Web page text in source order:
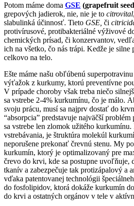
Potom máme doma GSE (grapefruit
grepových jadierok, nie, nie je to citrovital
slabulinká účinnosť. Tieto GSE, či
protivírusové, protibakteriálné výživové
chemických prísad, či konzervantov,
ich na všetko, čo nás trápi. Kedže je
celkovo na telo.
Ešte máme našu obľúbenú
výťažok z kurkumy, ktorú preventívne
V prípade choroby však treba niečo
sa vstrebe 2-4% kurkumínu, čo je málo.
svoju prácu, musí sa najprv dostať do
“absorpcia” predstavuje najväčší
sa vstrebe len zlomok užitého
vstrebávania, je štruktúra molekúl
neporušene prekonať črevnú stenu. My
kurkumín, ktorý je optimalizovaný pre
črevo do krvi, kde sa postupne uvoľňuje,
tkanív a zabezpečuje tak protizápalový a
vďaka patentovanej technológii
do fosfolipidov, ktorá dokáže kurkumín
do krvi a ostatných orgánov v tele v